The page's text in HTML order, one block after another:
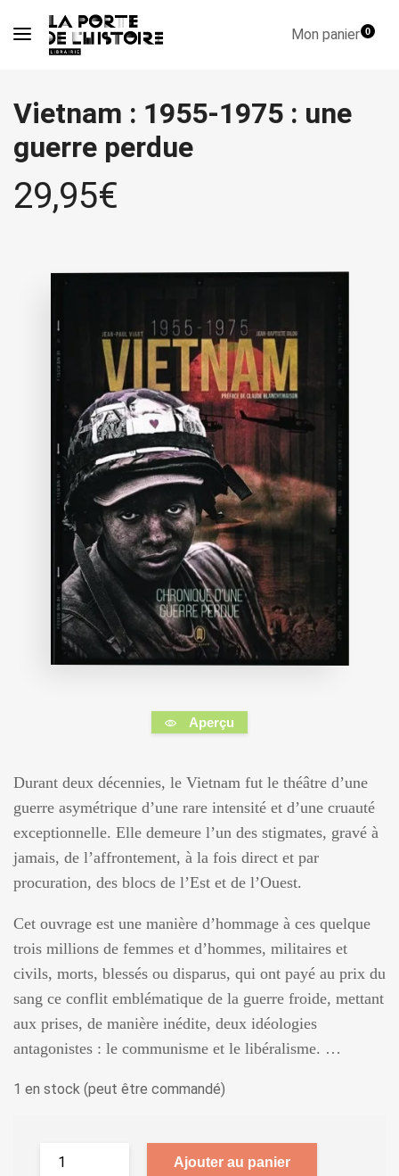
Mon panier0
Vietnam : 1955-1975 : une
guerre perdue
29,95€
Aperçu
Durant deux décennies, le Vietnam fut le théâtre d’une
guerre asymétrique d’une rare intensité et d’une cruauté
exceptionnelle. Elle demeure l’un des stigmates, gravé à
jamais, de l’affrontement, à la fois direct et par
procuration, des blocs de l’Est et de l’Ouest.
Cet ouvrage est une manière d’hommage à ces quelque
trois millions de femmes et d’hommes, militaires et
civils, morts, blessés ou disparus, qui ont payé au prix du
sang ce conflit emblématique de la guerre froide, mettant
aux prises, de manière inédite, deux idéologies
antagonistes : le communisme et le libéralisme. …
1 en stock (peut être commandé)
Ajouter au panier